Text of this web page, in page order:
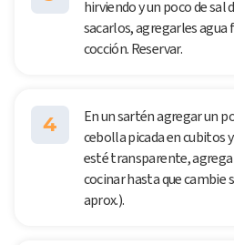
hirviendo y un poco de sal
sacarlos, agregarles agua
cocción. Reservar.
4
En un sartén agregar un
cebolla picada en cubitos
esté transparente,
cocinar hasta que cambie
aprox.).